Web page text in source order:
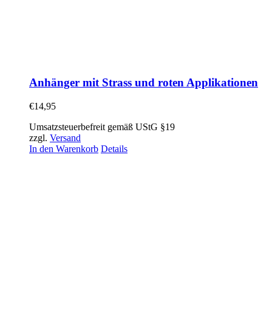
Anhänger mit Strass und roten Applikationen
€14,95
Umsatzsteuerbefreit gemäß UStG §19
zzgl. Versand
In den Warenkorb Details